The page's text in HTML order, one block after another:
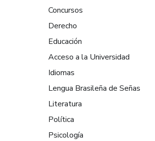
Concursos
Derecho
Educación
Acceso a la Universidad
Idiomas
Lengua Brasileña de Señas
Literatura
Política
Psicología